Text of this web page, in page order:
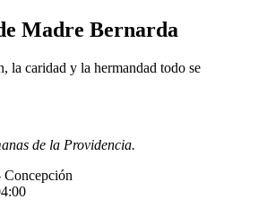
Madre Bernarda
la caridad y la hermandad todo se
de la Providencia.